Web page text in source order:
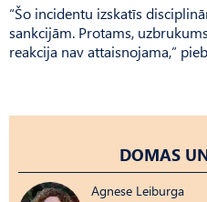
“Šo incidentu izskatīs
sankcijām. Protams,
reakcija nav attaisnojama,”
DOMAS
Agnese Leiburga